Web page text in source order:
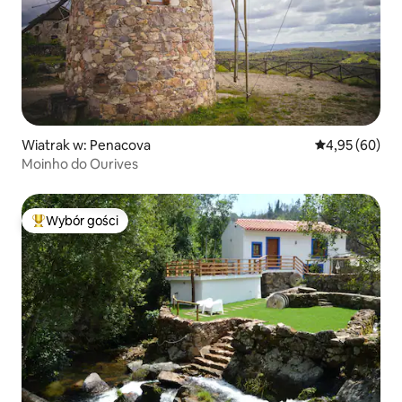
Wiatrak w: Penacova Średnia
4,95 (60)
Moinho do Ourives
Najpopularniejsze z kategorii Wybór gości
Wybór gości